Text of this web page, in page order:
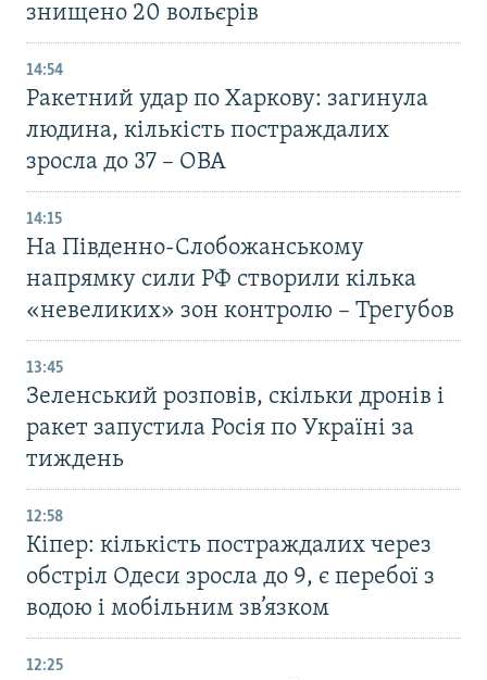
знищено 20 вольєрів
14:54
Ракетний удар по Харкову: загинула
людина, кількість постраждалих
зросла до 37 – ОВА
14:15
На Південно-Слобожанському
напрямку сили РФ створили кілька
«невеликих» зон контролю – Трегубов
13:45
Зеленський розповів, скільки дронів і
ракет запустила Росія по Україні за
тиждень
12:58
Кіпер: кількість постраждалих через
обстріл Одеси зросла до 9, є перебої з
водою і мобільним зв’язком
12:25